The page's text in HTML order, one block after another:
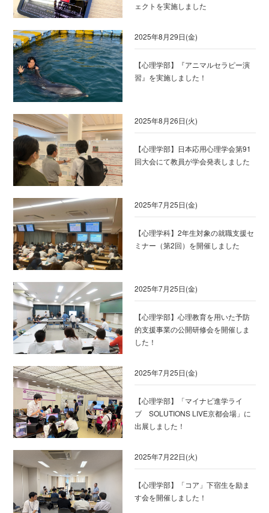
ェクトを実施しました
2025年8月29日(金)
【心理学部】『アニマルセラピー演
習』を実施しました！
2025年8月26日(火)
【心理学部】日本応用心理学会第91
回大会にて教員が学会発表しました
2025年7月25日(金)
【心理学科】2年生対象の就職支援セ
ミナー（第2回）を開催しました
2025年7月25日(金)
【心理学部】心理教育を用いた予防
的支援事業の公開研修会を開催しま
した！
2025年7月25日(金)
【心理学部】「マイナビ進学ライ
ブ SOLUTIONS LIVE京都会場」に
出展しました！
2025年7月22日(火)
【心理学部】「コア」下宿生を励ま
す会を開催しました！